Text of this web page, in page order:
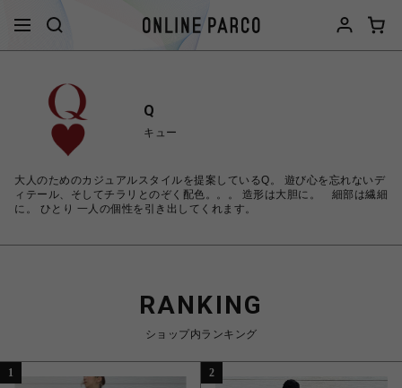
Q
キュー
大人のためのカジュアルスタイルを提案しているQ。 遊び心を忘れないデ
ィテール、そしてチラリとのぞく配色。。。 造形は大胆に。 細部は繊細
に。 ひとり 一人の個性を引き出してくれます。
RANKING
ショップ内ランキング
1 2